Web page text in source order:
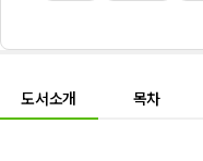
도서소개 목차